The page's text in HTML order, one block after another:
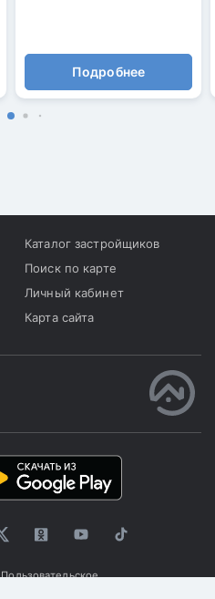
Подробнее
Каталог застройщиков
Поиск по карте
Личный кабинет
Карта сайта
Пользовательское